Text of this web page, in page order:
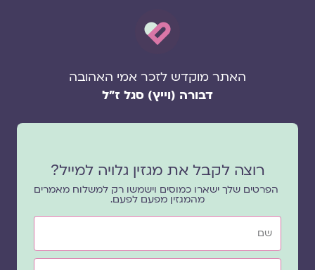
האתר מוקדש לזכר אמי האהובה
דבורה (וייץ) סגל ז"ל
רוצה לקבל את מגזין גלויה למייל?
הפרטים שלך ישארו כמוסים וישמשו רק למשלוח מאמרים
מהמגזין מפעם לפעם.
שם
אימייל